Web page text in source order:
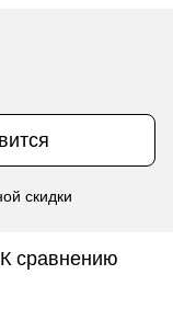
скидки
К сравнению